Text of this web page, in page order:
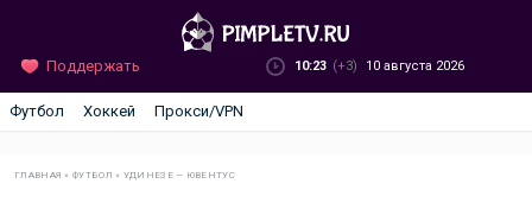
Поддержать 10:23 (+3) 10 августа 2026
Футбол Хоккей Прокси/VPN
ГЛАВНАЯ »ФУТБОЛ » УДИНЕЗЕ — ЮВЕНТУС